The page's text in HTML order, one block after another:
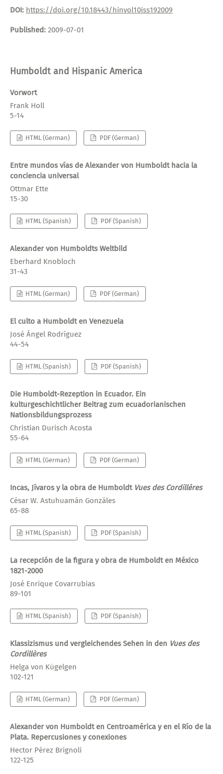
DOI: https://doi.org/10.18443/hinvol10iss192009
Published: 2009-07-01
Humboldt and Hispanic America
Vorwort
Frank Holl
5-14
HTML (German) PDF (German)
Entre mundos vías de Alexander von Humboldt hacia la
conciencia universal
Ottmar Ette
15-30
HTML (Spanish) PDF (Spanish)
Alexander von Humboldts Weltbild
Eberhard Knobloch
31-43
HTML (German) PDF (German)
El culto a Humboldt en Venezuela
José Ángel Rodríguez
44-54
HTML (Spanish) PDF (Spanish)
Die Humboldt-Rezeption in Ecuador. Ein
kulturgeschichtlicher Beitrag zum ecuadorianischen
Nationsbildungsprozess
Christian Durisch Acosta
55-64
HTML (German) PDF (German)
Incas, Jívaros y la obra de Humboldt Vues des Cordillères
César W. Astuhuamán Gonzáles
65-88
HTML (Spanish) PDF (Spanish)
La recepción de la figura y obra de Humboldt en México
1821-2000
José Enrique Covarrubias
89-101
HTML (Spanish) PDF (Spanish)
Klassizismus und vergleichendes Sehen in den Vues des
Cordillères
Helga von Kügelgen
102-121
HTML (German) PDF (German)
Alexander von Humboldt en Centroamérica y en el Río de la
Plata. Repercusiones y conexiones
Hector Pérez Brignoli
122-125